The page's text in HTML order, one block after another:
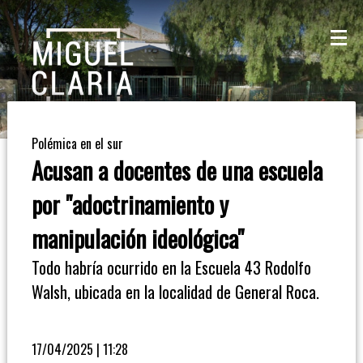
La
Mesa
De
Café
Columna
Opinión
Radioinforme
Polémica en el sur
Acusan a docentes de una escuela
por "adoctrinamiento y
manipulación ideológica"
Todo habría ocurrido en la Escuela 43 Rodolfo
Walsh, ubicada en la localidad de General Roca.
17/04/2025 | 11:28